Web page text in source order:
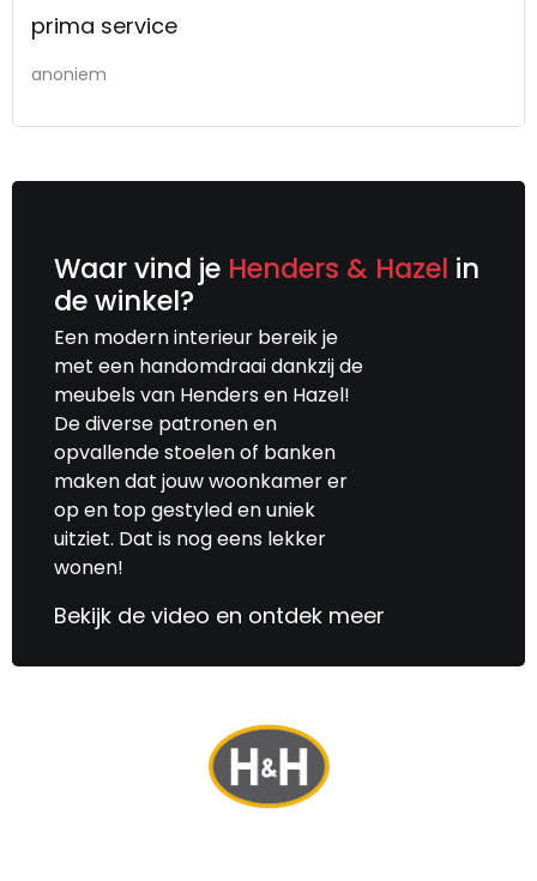
prima service
anoniem
Waar vind je Henders & Hazel in
de winkel?
Een modern interieur bereik je
met een handomdraai dankzij de
meubels van Henders en Hazel!
De diverse patronen en
opvallende stoelen of banken
maken dat jouw woonkamer er
op en top gestyled en uniek
uitziet. Dat is nog eens lekker
wonen!
Bekijk de video en ontdek meer